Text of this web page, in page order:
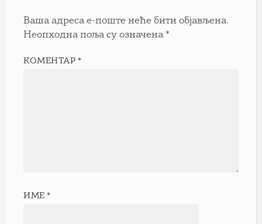
Ваша адреса е-поште неће бити објављена.
Неопходна поља су означена *
КОМЕНТАР*
ИМЕ*